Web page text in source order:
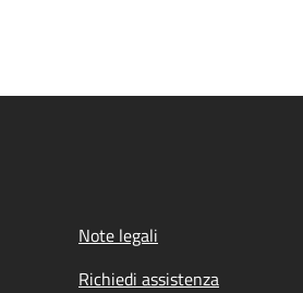
Note legali
Richiedi assistenza